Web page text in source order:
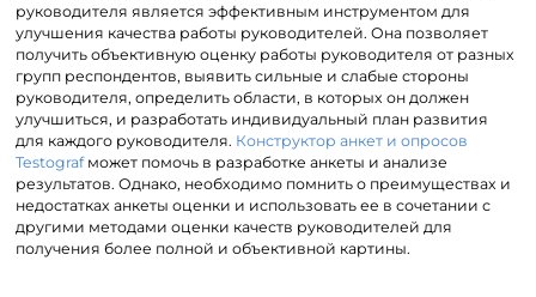
руководителя является эффективным инструментом для
улучшения качества работы руководителей. Она позволяет
получить объективную оценку работы руководителя от разных
групп респондентов, выявить сильные и слабые стороны
руководителя, определить области, в которых он должен
улучшиться, и разработать индивидуальный план развития
для каждого руководителя. Конструктор анкет и опросов
Testograf может помочь в разработке анкеты и анализе
результатов. Однако, необходимо помнить о преимуществах и
недостатках анкеты оценки и использовать ее в сочетании с
другими методами оценки качеств руководителей для
получения более полной и объективной картины.